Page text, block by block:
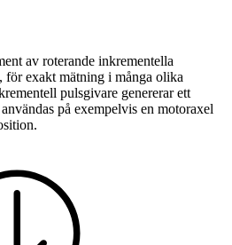
KulskruvarSkenstyrningar
av roterande inkrementella
för exakt mätning i många olika
pulsgivare genererar ett
på exempelvis en motoraxel